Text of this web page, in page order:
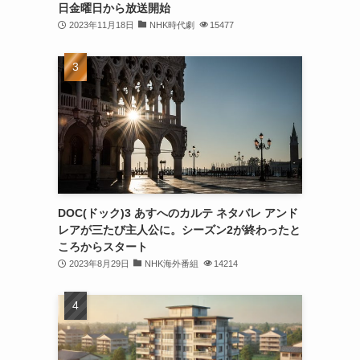
日金曜日から放送開始
2023年11月18日 NHK時代劇 15477
DOC(ドック)3 あすへのカルテ ネタバレ アンド
レアが三たび主人公に。シーズン2が終わったと
ころからスタート
2023年8月29日 NHK海外番組 14214